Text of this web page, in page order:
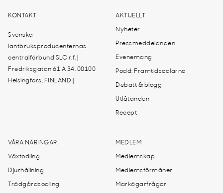
KONTAKT
Svenska
lantbruksproducenternas
centralförbund SLC r.f. |
Fredriksgatan 61 A 34, 00100
Helsingfors, FINLAND |
AKTUELLT
Nyheter
Pressmeddelanden
Evenemang
Podd: Framtidsodlarna
Debatt & blogg
Utlåtanden
Recept
VÅRA NÄRINGAR
Växtodling
Djurhållning
Trädgårdsodling
MEDLEM
Medlemskap
Medlemsförmåner
Markägarfrågor